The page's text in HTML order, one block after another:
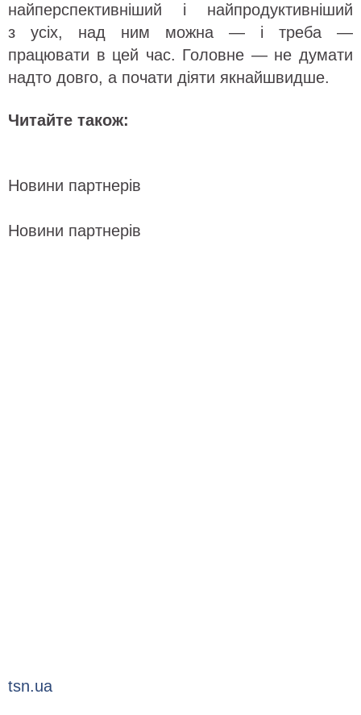
найперспективніший і найпродуктивніший
з усіх, над ним можна — і треба —
працювати в цей час. Головне — не думати
надто довго, а почати діяти якнайшвидше.
Читайте також:
Новини партнерів
Новини партнерів
tsn.ua